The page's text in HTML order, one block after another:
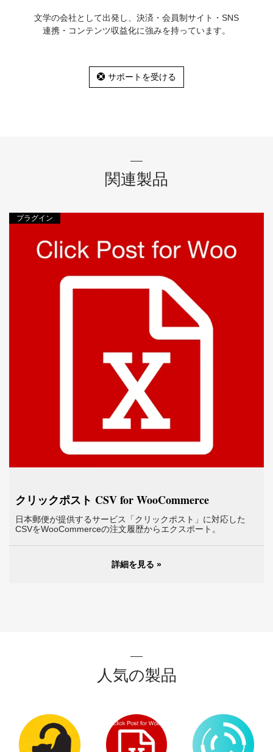
文学の会社として出発し、決済・会員制サイト・SNS
連携・コンテンツ収益化に強みを持っています。
サポートを受ける
関連製品
プラグイン
クリックポスト CSV for WooCommerce
日本郵便が提供するサービス「クリックポスト」に対応した
CSVをWooCommerceの注文履歴からエクスポート。
詳細を見る »
人気の製品